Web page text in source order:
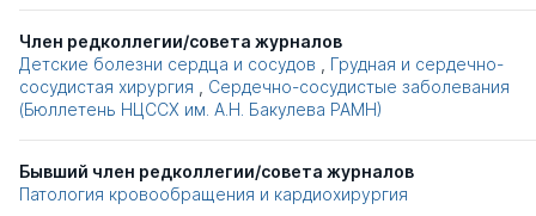
Член редколлегии/совета журналов
Детские болезни сердца и сосудов
Грудная и сердечно-
сосудистая хирургия
Сердечно-сосудистые заболевания
(Бюллетень НЦССХ им. А.Н. Бакулева РАМН)
Бывший член редколлегии/совета журналов
Патология кровообращения и кардиохирургия